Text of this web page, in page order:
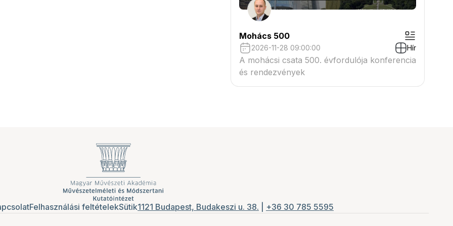
Mohács 500
2026-11-28 09:00:00 Hír
A mohácsi csata 500. évfordulója konferencia
és rendezvények
Felhasználási feltételekSütik1121 Budapest, Budakeszi u. 38. +36 30 785 5595